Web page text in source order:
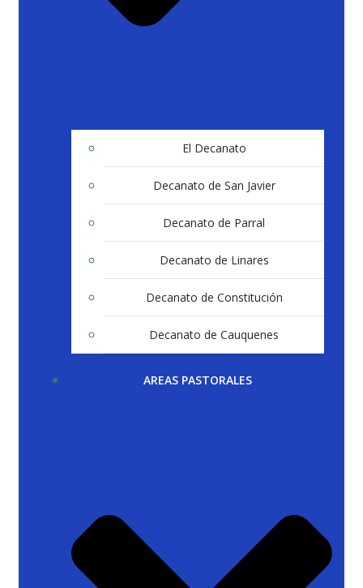
El Decanato
Decanato de San Javier
Decanato de Parral
Decanato de Linares
Decanato de Constitución
Decanato de Cauquenes
AREAS PASTORALES